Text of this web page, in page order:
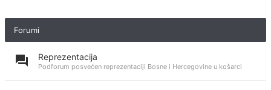
Forumi
Reprezentacija
Podforum posvećen reprezentaciji Bosne i Hercegovine u košarci